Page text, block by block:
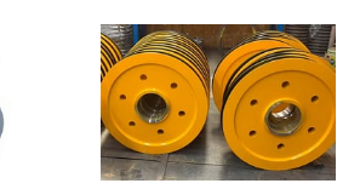
формы
заклепывание. Стальные
конструкции широко
используются в
различных областях
техники, включая здания,
мосты, промышленные